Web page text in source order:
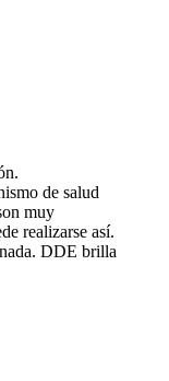
de salud
muy
realizarse así.
DDE brilla